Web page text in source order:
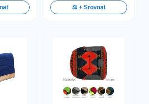
⚖️ + Srovnat